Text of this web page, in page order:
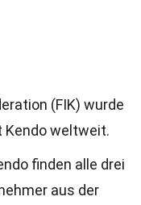
(FIK) wurde
Kendo weltweit.
finden alle drei
aus der